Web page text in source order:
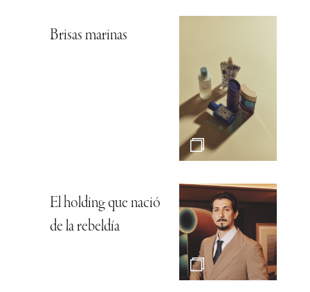
Brisas marinas
El holding que nació
de la rebeldía